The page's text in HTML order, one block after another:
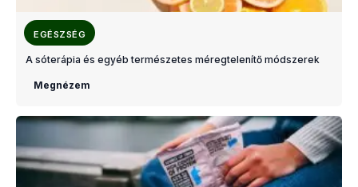
EGÉSZSÉG
A sóterápia és egyéb természetes méregtelenítő módszerek
Megnézem